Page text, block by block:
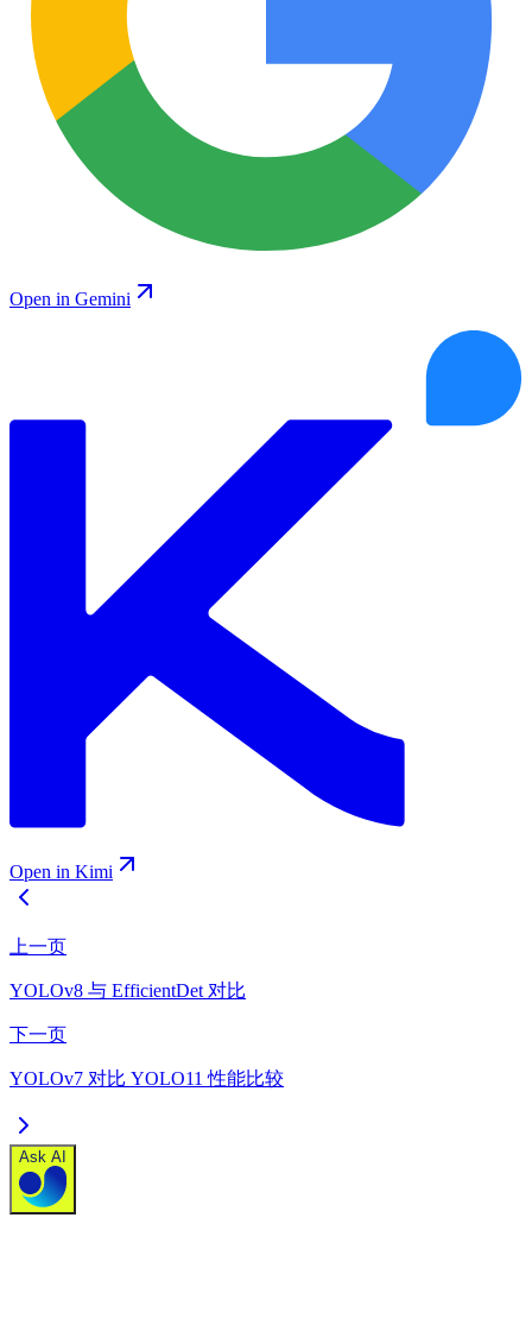
Open in Gemini
Open in Kimi
上一页
YOLOv8 与 EfficientDet 对比
下一页
YOLOv7 对比 YOLO11 性能比较
Ask AI